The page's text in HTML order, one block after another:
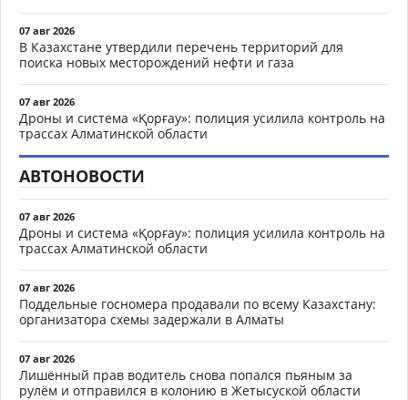
07 авг 2026
В Казахстане утвердили перечень территорий для
поиска новых месторождений нефти и газа
07 авг 2026
Дроны и система «Қорғау»: полиция усилила контроль на
трассах Алматинской области
АВТОНОВОСТИ
07 авг 2026
Дроны и система «Қорғау»: полиция усилила контроль на
трассах Алматинской области
07 авг 2026
Поддельные госномера продавали по всему Казахстану:
организатора схемы задержали в Алматы
07 авг 2026
Лишённый прав водитель снова попался пьяным за
рулём и отправился в колонию в Жетысуской области